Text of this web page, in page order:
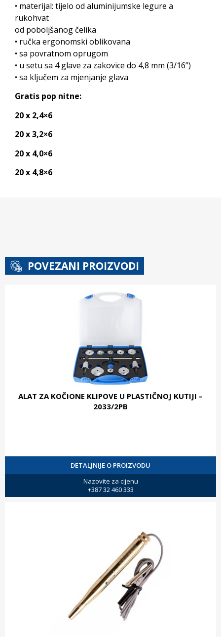
• materijal: tijelo od aluminijumske legure a
rukohvat
od poboljšanog čelika
• ručka ergonomski oblikovana
• sa povratnom oprugom
• u setu sa 4 glave za zakovice do 4,8 mm (3/16”)
• sa ključem za mjenjanje glava
Gratis pop nitne:
20 x 2,4×6
20 x 3,2×6
20 x 4,0×6
20 x 4,8×6
POVEZANI PROIZVODI
ALAT ZA KOČIONE KLIPOVE U PLASTIČNOJ KUTIJI –
2033/2PB
DETALJNIJE O PROIZVODU
Nazovite za cijenu
+387 32 460 333